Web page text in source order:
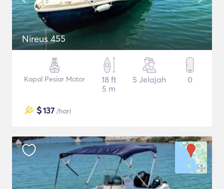
Nireus 455
Kapal Pesiar Motor
18 ft
5 m
5 Jelajah 0
$137 /hari